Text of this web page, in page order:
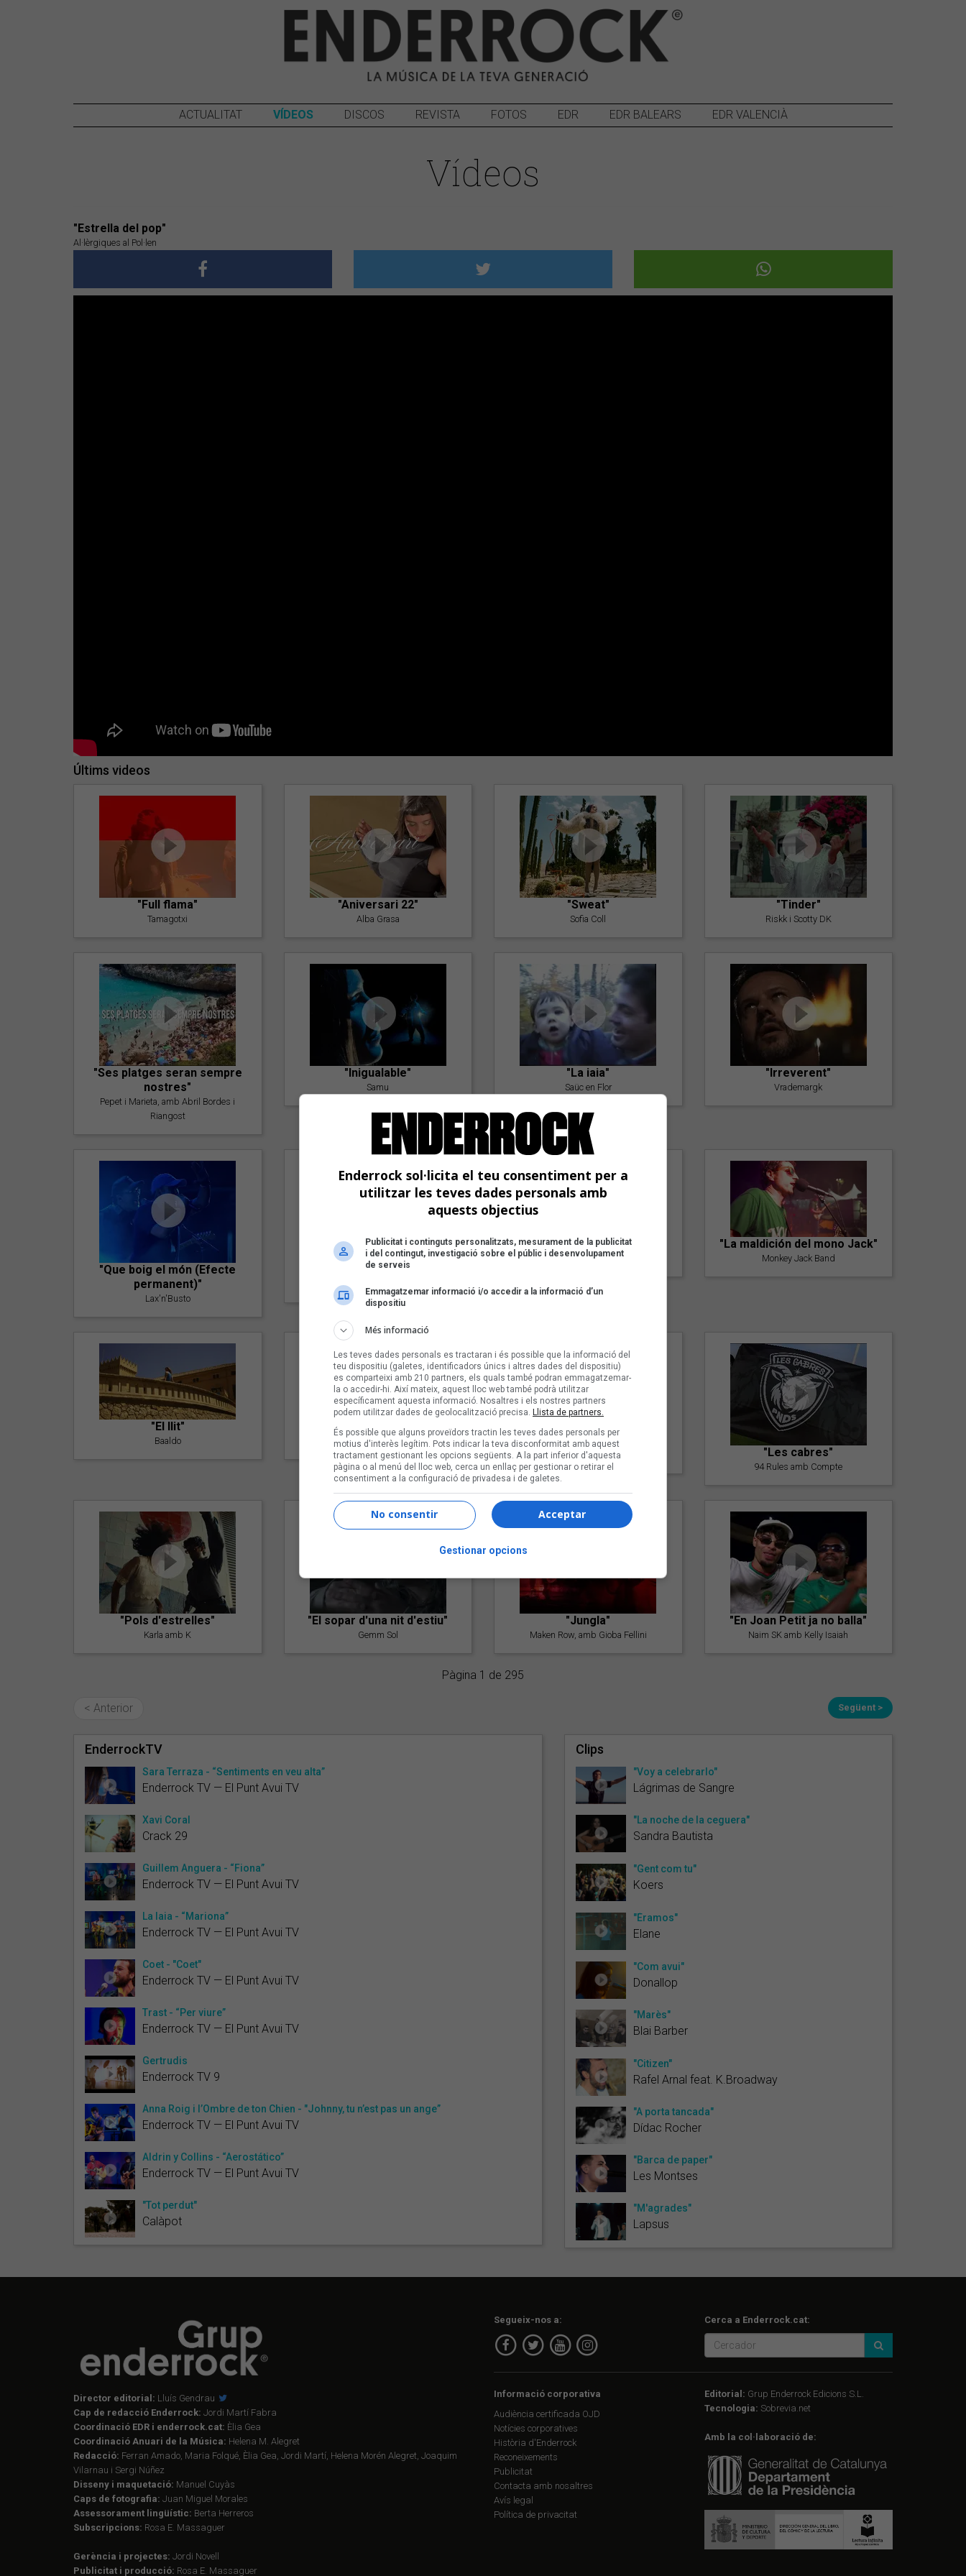
ACTUALITAT VÍDEOS DISCOS REVISTA FOTOS EDR EDR BALEARS EDR VALENCIÀ
Vídeos
"Estrella del pop"
Al·lèrgiques al Pol·len
Últims videos
"Full flama"
Tamagotxi
"Aniversari 22"
Alba Grasa
"Sweat"
Sofia Coll
"Tinder"
Riskk i Scotty DK
"Ses platges seran sempre
nostres"
Pepet i Marieta, amb Abril Bordes i
Riangost
"Inigualable"
Samu
"La iaia"
Saüc en Flor
"Irreverent"
Vrademargk
"Que boig el món (Efecte
permanent)"
Lax'n'Busto
"Amb tu"
"Postlude To A Kiss"
Goran Levi
"La maldición del mono Jack"
Monkey Jack Band
"El llit"
Baaldo
"Lo bueno y lo malo"
Carmen y María
"Posidònia"
Pep Álvarez amb Joan Muntaner
(Xanguito)
"Les cabres"
94 Rules amb Compte
"Pols d'estrelles"
Karla amb K
"El sopar d'una nit d'estiu"
Gemm Sol
"Jungla"
Maken Row, amb Gioba Fellini
"En Joan Petit ja no balla"
Naim SK amb Kelly Isaiah
Pàgina 1 de 295
< Anterior Següent >
EnderrockTV
Sara Terraza - “Sentiments en veu alta”
Enderrock TV — El Punt Avui TV
Xavi Coral
Crack 29
Guillem Anguera - “Fiona”
Enderrock TV — El Punt Avui TV
La Iaia - “Mariona”
Enderrock TV — El Punt Avui TV
Coet - "Coet"
Enderrock TV — El Punt Avui TV
Trast - “Per viure”
Enderrock TV — El Punt Avui TV
Gertrudis
Enderrock TV 9
Anna Roig i l’Ombre de ton Chien - "Johnny, tu n’est pas un ange”
Enderrock TV — El Punt Avui TV
Aldrin y Collins - “Aerostático”
Enderrock TV — El Punt Avui TV
"Tot perdut"
Calàpot
Clips
"Voy a celebrarlo"
Lágrimas de Sangre
"La noche de la ceguera"
Sandra Bautista
"Gent com tu"
Koers
"Éramos"
Elane
"Com avui"
Donallop
"Marès"
Blai Barber
"Citizen"
Rafel Arnal feat. K.Broadway
"A porta tancada"
Dídac Rocher
"Barca de paper"
Les Montses
"M'agrades"
Lapsus
Director editorial: Lluís Gendrau
Cap de redacció Enderrock: Jordi Martí Fabra
Coordinació EDR i enderrock.cat: Èlia Gea
Coordinació Anuari de la Música: Helena M. Alegret
Redacció: Ferran Amado, Maria Folqué, Èlia Gea, Jordi Martí, Helena Morén Alegret, Joaquim
Vilarnau i Sergi Núñez
Disseny i maquetació: Manuel Cuyàs
Caps de fotografia: Juan Miguel Morales
Assessorament lingüístic: Berta Herreros
Subscripcions: Rosa E. Massaguer
Gerència i projectes: Jordi Novell
Publicitat i producció: Rosa E. Massaguer
Segueix-nos a: Cerca a Enderrock.cat:
Informació corporativa
Audiència certificada OJD
Notícies corporatives
Història d'Enderrock
Reconeixements
Publicitat
Contacta amb nosaltres
Avís legal
Política de privacitat
Editorial: Grup Enderrock Edicions S.L.
Tecnologia: Sobrevia.net
Amb la col·laboració de:
Enderrock sol·licita el teu consentiment per a
utilitzar les teves dades personals amb
aquests objectius
Publicitat i continguts personalitzats, mesurament de la publicitat
i del contingut, investigació sobre el públic i desenvolupament
de serveis
Emmagatzemar informació i/o accedir a la informació d’un
dispositiu
Més informació
Les teves dades personals es tractaran i és possible que la informació del
teu dispositiu (galetes, identificadors únics i altres dades del dispositiu)
es comparteixi amb 210 partners, els quals també podran emmagatzemar-
la o accedir-hi. Així mateix, aquest lloc web també podrà utilitzar
específicament aquesta informació. Nosaltres i els nostres partners
podem utilitzar dades de geolocalització precisa. Llista de partners.
És possible que alguns proveïdors tractin les teves dades personals per
motius d'interès legítim. Pots indicar la teva disconformitat amb aquest
tractament gestionant les opcions següents. A la part inferior d'aquesta
pàgina o al menú del lloc web, cerca un enllaç per gestionar o retirar el
consentiment a la configuració de privadesa i de galetes.
Acceptar
No consentir
Gestionar opcions